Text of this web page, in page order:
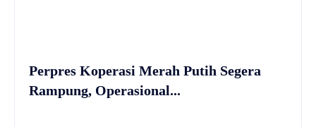
Perpres Koperasi Merah Putih Segera
Rampung, Operasional...